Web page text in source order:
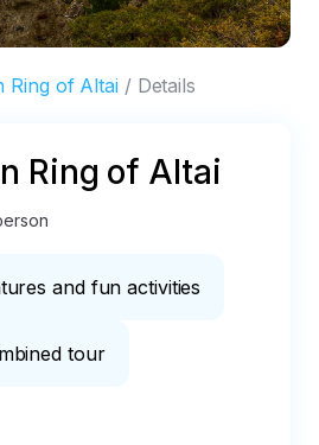
Ring of Altai Details
Ring of Altai
and fun activities
tour